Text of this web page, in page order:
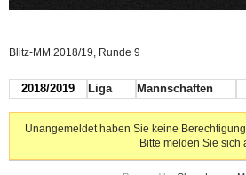
Blitz-MM 2018/19, Runde 9
2018/2019 Liga Mannschaften
Unangemeldet haben Sie keine
Bitte melden Sie sich